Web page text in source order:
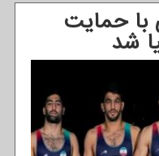
با حمایت
شد